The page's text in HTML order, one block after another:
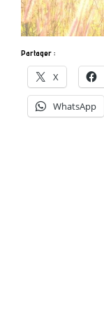
Partager :
X
WhatsApp